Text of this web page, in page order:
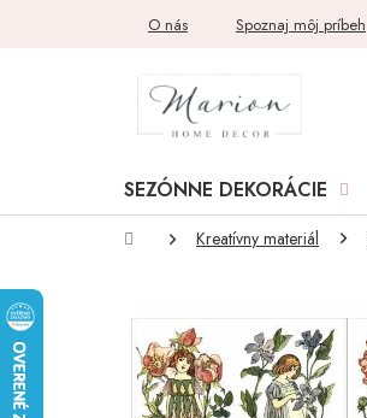
O nás Spoznaj môj príbeh
SEZÓNNE DEKORÁCIE
DomovKreatívny materiál